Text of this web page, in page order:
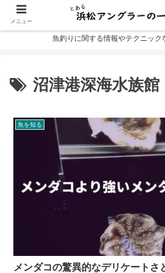
魚釣りに関する情報やテクニック
沼津港深海水族館
魚を知る
メンダコの驚異的なデリケート
メニュー